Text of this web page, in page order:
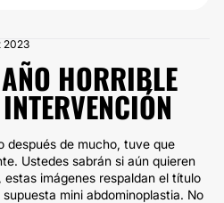
2023
HORRIBLE
después de mucho, tuve que
Ustedes sabrán si aún quieren
imágenes respaldan el título
mini abdominoplastia. No